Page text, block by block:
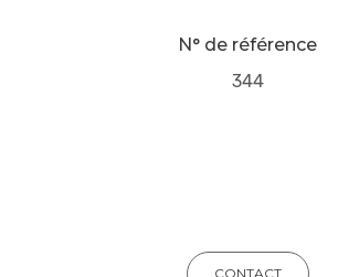
N° de référence
344
CONTACT